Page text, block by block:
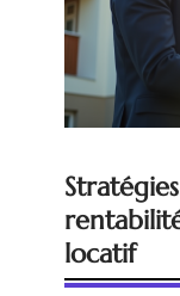
locatif